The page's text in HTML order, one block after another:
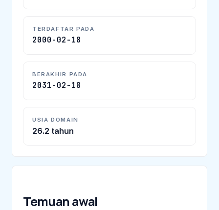
TERDAFTAR PADA
2000-02-18
BERAKHIR PADA
2031-02-18
USIA DOMAIN
26.2 tahun
Temuan awal